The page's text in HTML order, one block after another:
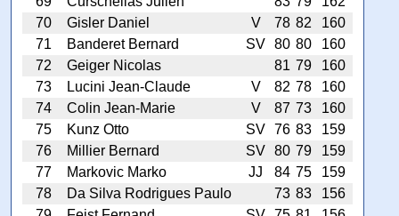
70
Gisler Daniel V 78 82
160
71
Banderet Bernard SV 80 80
160
72
Geiger Nicolas 81 79
160
73
Lucini Jean-Claude V 82 78
160
74
Colin Jean-Marie V 87 73
160
75
Kunz Otto SV 76 83
159
76
Millier Bernard SV 80 79
159
77
Markovic Marko JJ 84 75
159
78
Da Silva Rodrigues Paulo 73 83
156